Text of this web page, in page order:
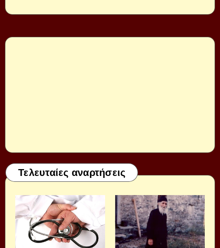
Τελευταίες αναρτήσεις